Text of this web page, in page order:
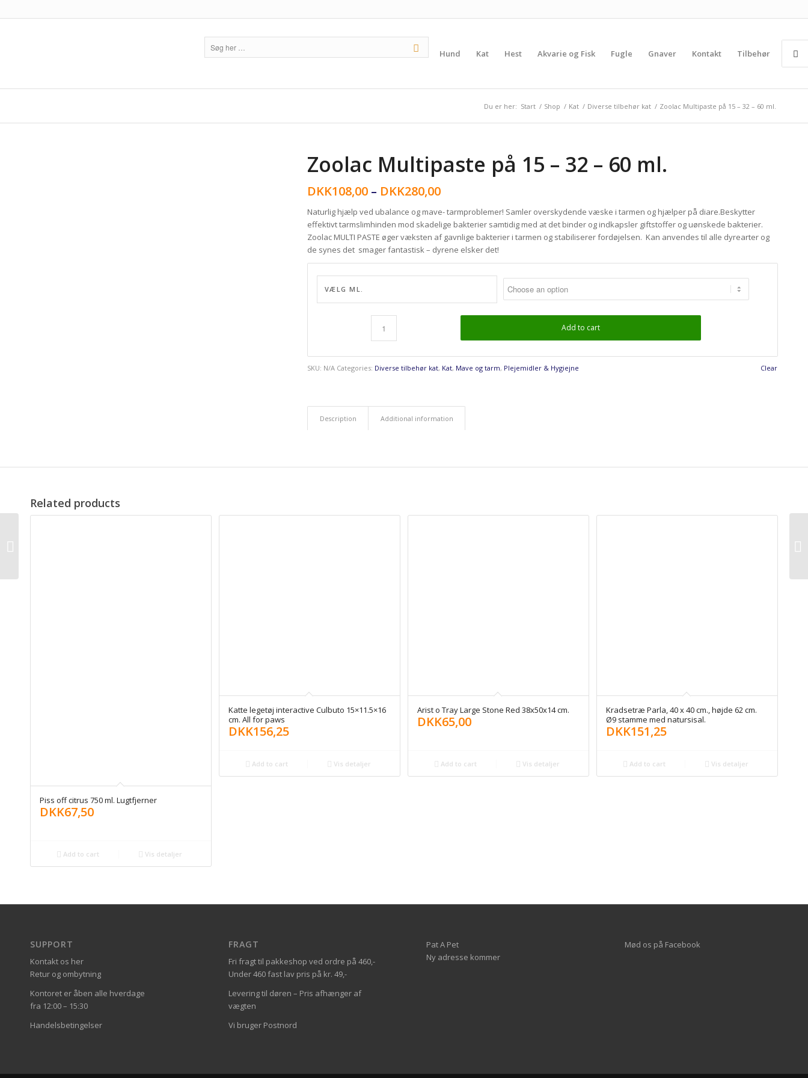
Hund Kat Hest Akvarie og Fisk Fugle Gnaver Kontakt Tilbehør
Du er her: Start / Shop / Kat / Diverse tilbehør kat / Zoolac Multipaste på 15 – 32 – 60 ml.
Zoolac Multipaste på 15 – 32 – 60 ml.
DKK108,00– DKK280,00
Naturlig hjælp ved ubalance og mave- tarmproblemer! Samler overskydende væske i tarmen og hjælper på diare.Beskytter
effektivt tarmslimhinden mod skadelige bakterier samtidig med at det binder og indkapsler giftstoffer og uønskede bakterier.
Zoolac MULTI PASTE øger væksten af gavnlige bakterier i tarmen og stabiliserer fordøjelsen. Kan anvendes til alle dyrearter og
de synes det smager fantastisk – dyrene elsker det!
VÆLG ML.
Clear
Add to cart
SKU: N/A Categories: Diverse tilbehør kat, Kat, Mave og tarm, Plejemidler & Hygiejne
Description Additional information
Related products
Piss off citrus 750 ml. Lugtfjerner
DKK67,50
Add to cart Vis detaljer
Katte legetøj interactive Culbuto 15×11.5×16
cm. All for paws
DKK156,25
Add to cart Vis detaljer
Arist o Tray Large Stone Red 38x50x14 cm.
DKK65,00
Add to cart Vis detaljer
Kradsetræ Parla, 40 x 40 cm., højde 62 cm.
Ø9 stamme med natursisal.
DKK151,25
Add to cart Vis detaljer
SUPPORT
Kontakt os her
Retur og ombytning
Kontoret er åben alle hverdage
fra 12:00 – 15:30
Handelsbetingelser
FRAGT
Fri fragt til pakkeshop ved ordre på 460,-
Under 460 fast lav pris på kr. 49,-
Levering til døren – Pris afhænger af
vægten
Vi bruger Postnord
Pat A Pet
Ny adresse kommer
Mød os på Facebook